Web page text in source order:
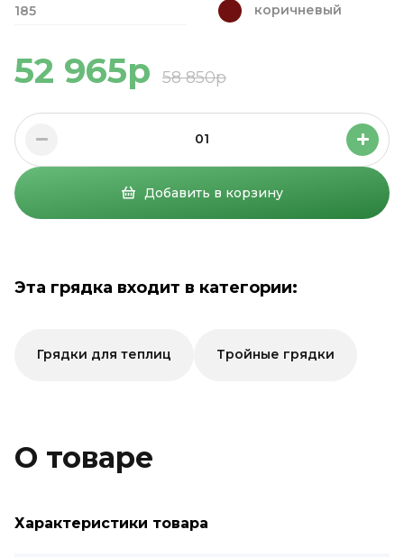
185
коричневый
52 965р 58 850р
01
Добавить в корзину
Эта грядка входит в категории:
Грядки для теплиц Тройные грядки
О товаре
Характеристики товара